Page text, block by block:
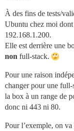
À des fins de tests/
Ubuntu chez moi
192.168.1.200.
Elle est derrière une
non full-stack.
Pour une raison
changer pour une
la box à un range de
donc ni 443 ni 80.
Pour l’exemple, on